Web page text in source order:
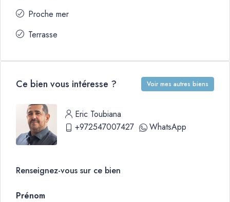
Proche mer
Terrasse
Ce bien vous intéresse ? Voir mes autres biens
Eric Toubiana
+972547007427
WhatsApp
Renseignez-vous sur ce bien
Prénom